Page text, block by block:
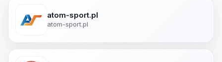
atom-sport.pl
atom-sport.pl